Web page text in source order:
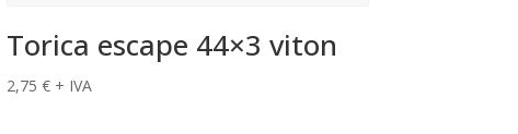
Torica escape 44×3 viton
2,75€ + IVA